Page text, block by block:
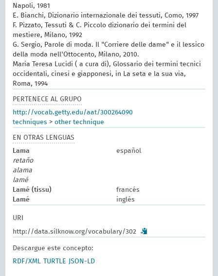
Napoli, 1981
E. Bianchi, Dizionario internazionale dei tessuti, Como, 1997
F. Pizzato, Tessuti & C. Piccolo dizionario dei termini del
mestiere, Milano, 1992
G. Sergio, Parole di moda. Il "Corriere delle dame" e il lessico
della moda nell'Ottocento, Milano, 2010.
Maria Teresa Lucidi ( a cura di), Glossario dei termini tecnici
occidentali, cinesi e giapponesi, in La seta e la sua via,
Roma, 1994
PERTENECE AL GRUPO
http://vocab.getty.edu/aat/300264090
techniques >other technique
EN OTRAS LENGUAS
Lama
español
retaño
alama
lamé
Lamé (tissu)
francés
Lamé
inglés
URI
http://data.silknow.org/vocabulary/302
Descargue este concepto:
RDF/XML
TURTLE JSON-LD